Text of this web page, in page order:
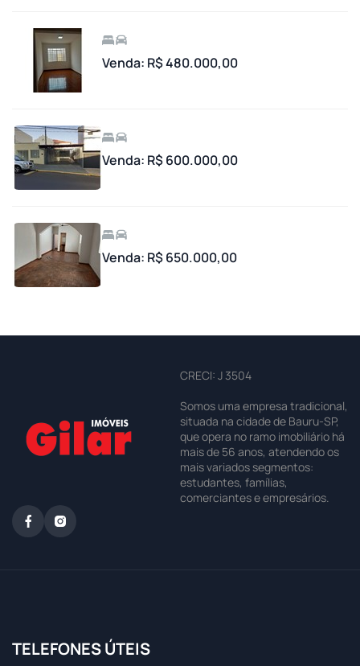
Venda: R$ 480.000,00
Venda: R$ 600.000,00
Venda: R$ 650.000,00
CRECI: J 3504
Somos uma empresa tradicional,
situada na cidade de Bauru-SP,
que opera no ramo imobiliário há
mais de 56 anos, atendendo os
mais variados segmentos:
estudantes, famílias,
comerciantes e empresários.
TELEFONES ÚTEIS